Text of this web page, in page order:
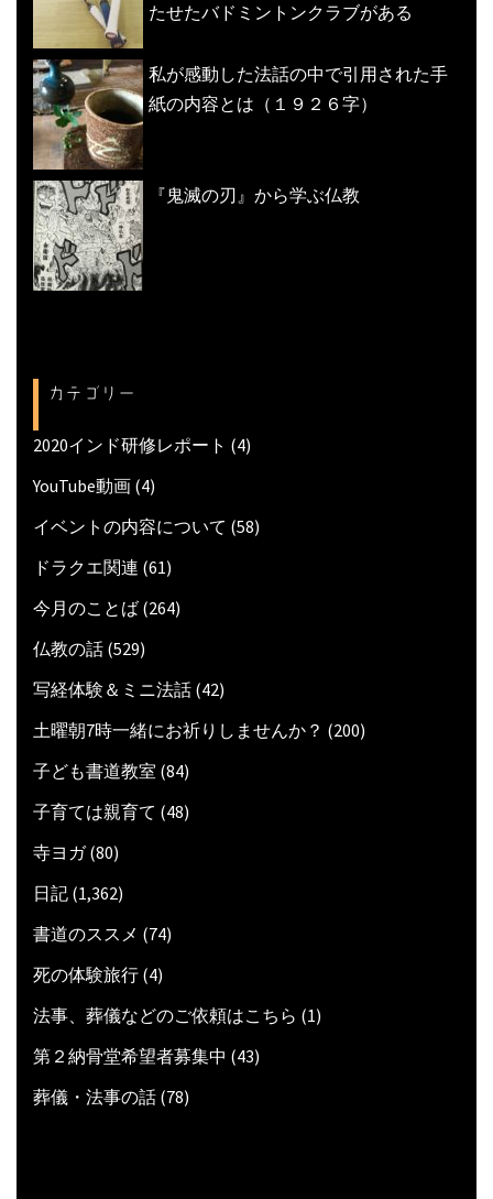
たせたバドミントンクラブがある
私が感動した法話の中で引用された手
紙の内容とは（１９２６字）
『鬼滅の刃』から学ぶ仏教
カテゴリー
2020インド研修レポート (4)
YouTube動画 (4)
イベントの内容について (58)
ドラクエ関連 (61)
今月のことば (264)
仏教の話 (529)
写経体験＆ミニ法話 (42)
土曜朝7時一緒にお祈りしませんか？ (200)
子ども書道教室 (84)
子育ては親育て (48)
寺ヨガ(80)
日記 (1,362)
書道のススメ (74)
死の体験旅行 (4)
法事、葬儀などのご依頼はこちら (1)
第２納骨堂希望者募集中 (43)
葬儀・法事の話 (78)